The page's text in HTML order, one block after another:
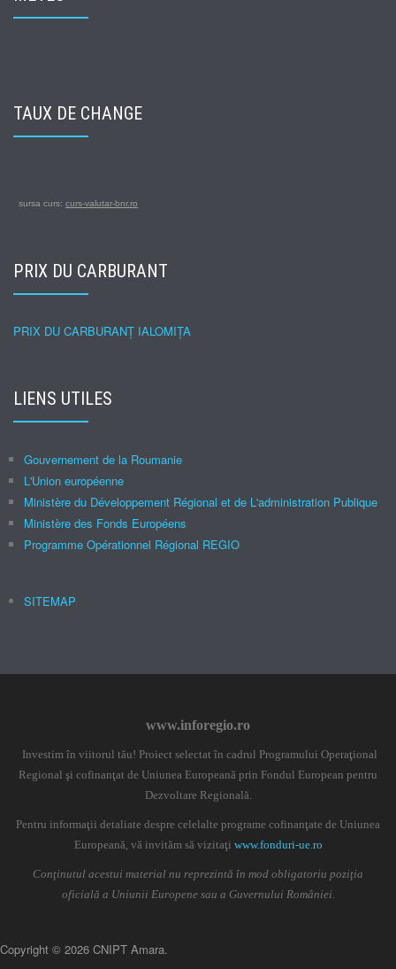
TAUX DE CHANGE
sursa curs: curs-valutar-bnr.ro
PRIX DU CARBURANT
PRIX DU CARBURANȚ IALOMIȚA
LIENS UTILES
Gouvernement de la Roumanie
L'Union européenne
Ministère du Développement Régional et de L'administration Publique
Ministère des Fonds Européens
Programme Opérationnel Régional REGIO
SITEMAP
www.inforegio.ro
Investim în viitorul tău! Proiect selectat în cadrul Programului Operaţional
Regional şi cofinanţat de Uniunea Europeană prin Fondul European pentru
Dezvoltare Regională.
Pentru informaţii detaliate despre celelalte programe cofinanţate de Uniunea
Europeană, vă invităm să vizitaţi www.fonduri-ue.ro
Conţinutul acestui material nu reprezintă în mod obligatoriu poziţia
oficială a Uniunii Europene sau a Guvernului României.
Copyright © 2026 CNIPT Amara.